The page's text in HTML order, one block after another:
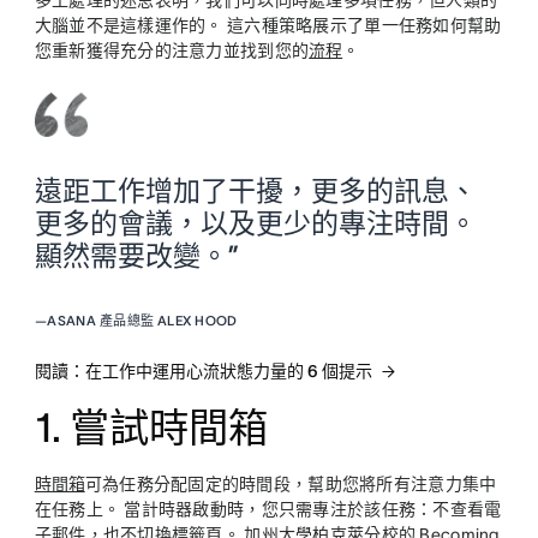
大腦並不是這樣運作的。 這六種策略展示了單一任務如何幫助
您重新獲得充分的注意力並找到您的流程 。
遠距工作增加了干擾，更多的訊息、
更多的會議，以及更少的專注時間。
顯然需要改變。”
—ASANA 產品總監 ALEX HOOD
閱讀：在工作中運用心流狀態力量的 6 個提示
1. 嘗試時間箱
時間箱可為任務分配固定的時間段，幫助您將所有注意力集中
在任務上。 當計時器啟動時，您只需專注於該任務：不查看電